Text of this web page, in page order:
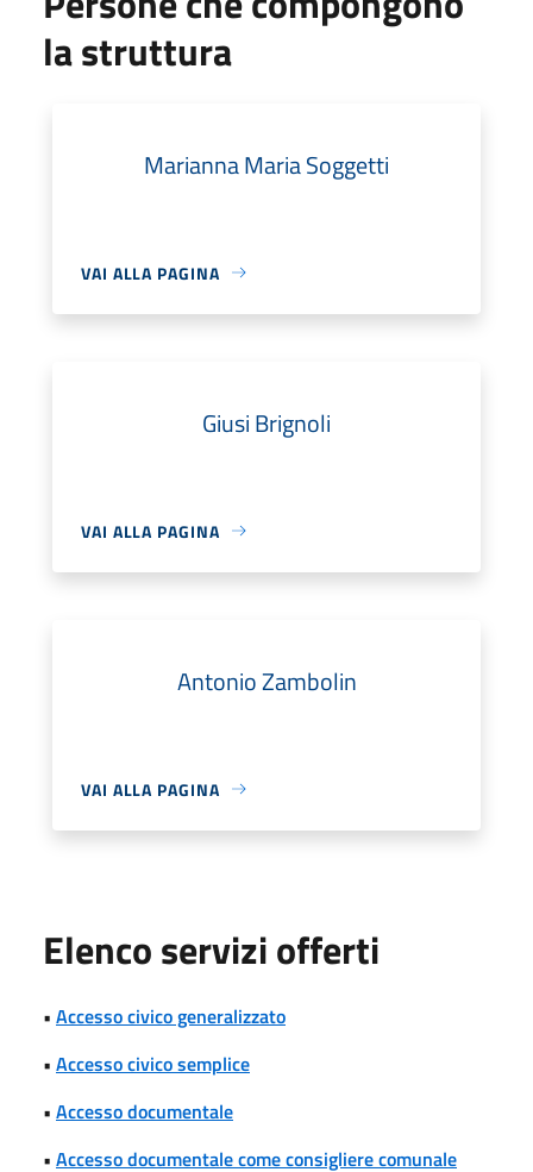
la struttura
Marianna Maria Soggetti
VAI ALLA PAGINA
Giusi Brignoli
VAI ALLA PAGINA
Antonio Zambolin
VAI ALLA PAGINA
Elenco servizi offerti
• Accesso civico generalizzato
• Accesso civico semplice
• Accesso documentale
• Accesso documentale come consigliere comunale